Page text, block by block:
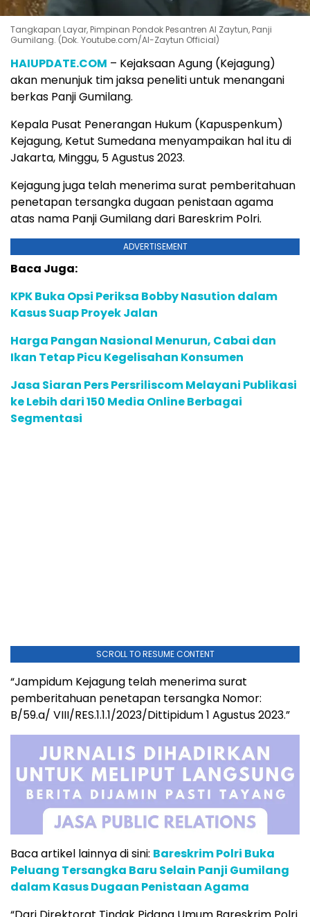
Tangkapan Layar, Pimpinan Pondok Pesantren Al Zaytun, Panji
Gumilang. (Dok. Youtube.com/Al-Zaytun Official)
HAIUPDATE.COM – Kejaksaan Agung (Kejagung)
akan menunjuk tim jaksa peneliti untuk menangani
berkas Panji Gumilang.
Kepala Pusat Penerangan Hukum (Kapuspenkum)
Kejagung, Ketut Sumedana menyampaikan hal itu di
Jakarta, Minggu, 5 Agustus 2023.
Kejagung juga telah menerima surat pemberitahuan
penetapan tersangka dugaan penistaan agama
atas nama Panji Gumilang dari Bareskrim Polri.
ADVERTISEMENT
Baca Juga:
KPK Buka Opsi Periksa Bobby Nasution dalam
Kasus Suap Proyek Jalan
Harga Pangan Nasional Menurun, Cabai dan
Ikan Tetap Picu Kegelisahan Konsumen
Jasa Siaran Pers Persriliscom Melayani Publikasi
ke Lebih dari 150 Media Online Berbagai
Segmentasi
SCROLL TO RESUME CONTENT
“Jampidum Kejagung telah menerima surat
pemberitahuan penetapan tersangka Nomor:
B/59.a/ VIII/RES.1.1.1/2023/Dittipidum 1 Agustus 2023.”
Baca artikel lainnya di sini: Bareskrim Polri Buka
Peluang Tersangka Baru Selain Panji Gumilang
dalam Kasus Dugaan Penistaan Agama